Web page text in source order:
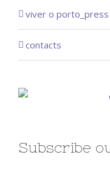
viver o porto_press
contacts
Subscribe